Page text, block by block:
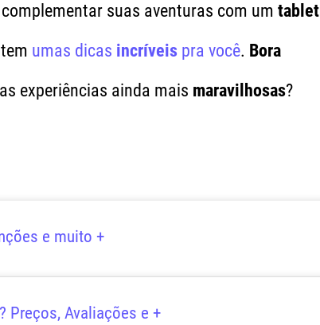
suas aventuras com um tablet
umas dicas incríveis pra você. Bora
experiências ainda mais maravilhosas?
e muito +
Preços, Avaliações e +